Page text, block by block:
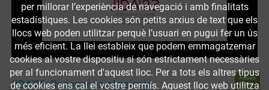
JIDA'23: Resonar en el paisaje
Accés
obert
per millorar l’experiència de navegació i amb finalitats
estadístiques. Les cookies són petits arxius de text que els
llocs web poden utilitzar perquè l’usuari en pugui fer un ús
més eficient. La llei estableix que podem emmagatzemar
cookies al vostre dispositiu si són estrictament necessàries
per al funcionament d'aquest lloc. Per a tots els altres tipus
de cookies ens cal el vostre permís. Aquest lloc web utilitza